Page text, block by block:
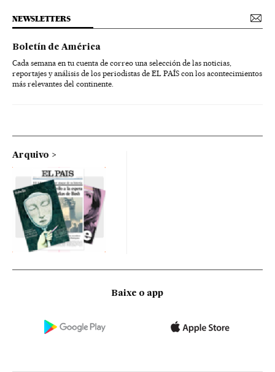
NEWSLETTERS
Boletín de América
Cada semana en tu cuenta de correo una selección de las noticias,
reportajes y análisis de los periodistas de EL PAÍS con los acontecimientos
más relevantes del continente.
Arquivo
Baixe o app